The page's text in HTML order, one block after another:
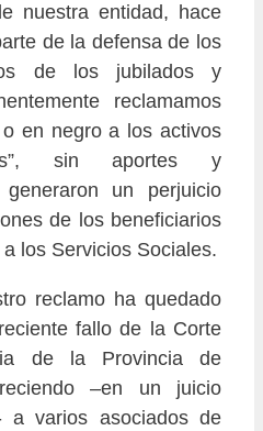
nuestra entidad, hace
de la defensa de los
de los jubilados y
reclamamos
en negro a los activos
sin aportes y
un perjuicio
de los beneficiarios
los Servicios Sociales.
reclamo ha quedado
fallo de la Corte
de la Provincia de
–en un juicio
a varios asociados de